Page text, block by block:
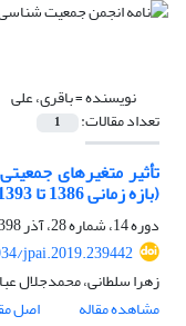
نویسنده =باقری، علی
تعداد مقالات: 1
تأثیر متغیر‌های
(بازه زمانی 1386 تا 1393)
دوره 14، شماره 28، آذر 1398، صفحه
jpai.2019.239442
زهرا سلطانی، محمدجلال
مشاهده مقاله
اصل